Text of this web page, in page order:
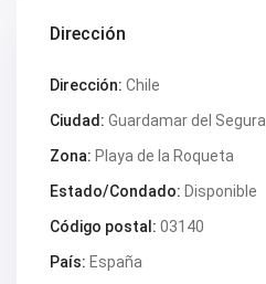
V2255
V2258
V2265
V2266
V2267
V2268
V2272
V2276
Dirección
Dirección: Chile
Ciudad: Guardamar del Segura
Zona: Playa de la Roqueta
Estado/Condado: Disponible
Código postal: 03140
País: España